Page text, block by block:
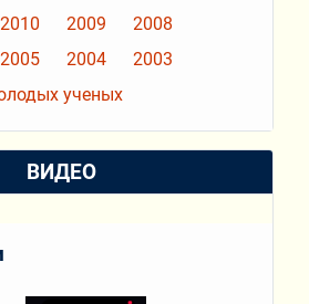
2010 2009
2008
2005 2004
2003
ученых
ВИДЕО